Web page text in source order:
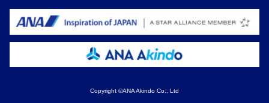
Copyright ©ANA Akindo Co., Ltd